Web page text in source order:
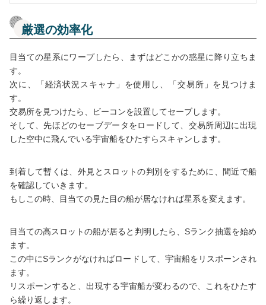
厳選の効率化
目当ての星系にワープしたら、まずはどこかの惑星に降り立ちま
す。
次に、「経済状況スキャナ」を使用し、「交易所」を見つけま
す。
交易所を見つけたら、ビーコンを設置してセーブします。
そして、先ほどのセーブデータをロードして、交易所周辺に出現
した空中に飛んでいる宇宙船をひたすらスキャンします。
到着して暫くは、外見とスロットの判別をするために、間近で船
を確認していきます。
もしこの時、目当ての見た目の船が居なければ星系を変えます。
目当ての高スロットの船が居ると判明したら、Sランク抽選を始め
ます。
この中にSランクがなければロードして、宇宙船をリスポーンされ
ます。
リスポーンすると、出現する宇宙船が変わるので、これをひたす
ら繰り返します。